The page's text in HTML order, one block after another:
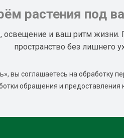
растения под
освещение и ваш ритм
пространство без лишнего
вы соглашаетесь на обработку
обращения и предоставления